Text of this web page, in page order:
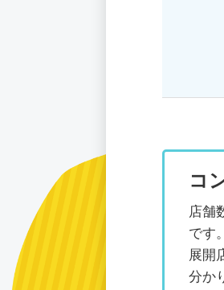
コ
店舗
です。
展開
分か